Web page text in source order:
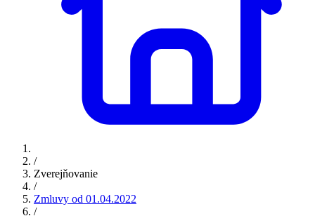
/
Zverejňovanie
/
Zmluvy od 01.04.2022
/